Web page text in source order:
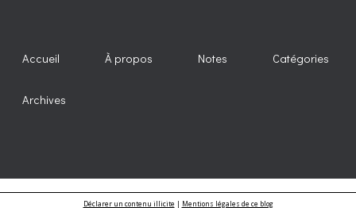
Accueil À propos Notes Catégories
Archives
Déclarer un contenu illicite| Mentions légales de ce blog